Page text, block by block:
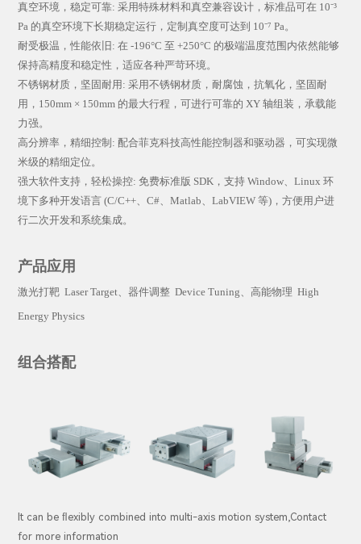
真空环境，稳定可靠: 采用特殊材料和真空兼容设计，标准品可在 10⁻³
Pa 的真空环境下长期稳定运行，定制真空度可达到 10⁻⁷ Pa。
耐受极温，性能依旧: 在 -196°C 至 +250°C 的极端温度范围内依然能够
保持高精度和稳定性，适应各种严苛环境。
不锈钢材质，坚固耐用: 采用不锈钢材质，耐腐蚀，抗氧化，坚固耐
用，150mm × 150mm 的最大行程，可进行可靠的 XY 轴组装，承载能
力强。
高分辨率，精细控制: 配合菲克科技高性能控制器和驱动器，可实现微
米级的精细定位。
强大软件支持，轻松操控: 免费标准版 SDK，支持 Window、Linux 环
境下多种开发语言 (C/C++、C#、Matlab、LabVIEW 等)，方便用户进
行二次开发和系统集成。
产品应用
激光打靶 Laser Target、器件调整 Device Tuning、高能物理 High
Energy Physics
组合搭配
It can be ﬂexibly combined into multi-axis motion system,Contact
for more information